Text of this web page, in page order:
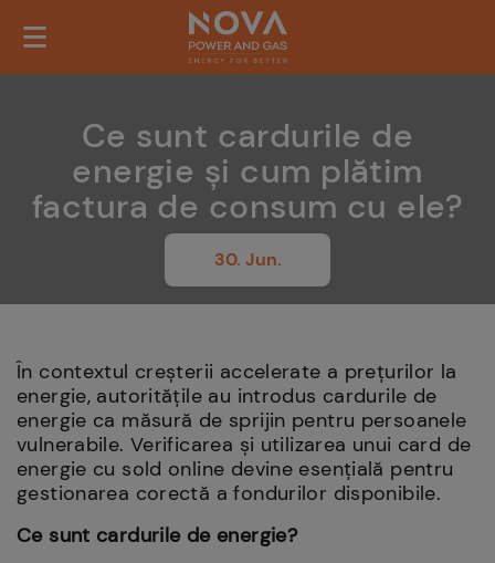
Ce sunt cardurile de
energie și cum plătim
factura de consum cu ele?
30. Jun.
În contextul creșterii accelerate a prețurilor la
energie, autoritățile au introdus cardurile de
energie ca măsură de sprijin pentru persoanele
vulnerabile. Verificarea și utilizarea unui card de
energie cu sold online devine esențială pentru
gestionarea corectă a fondurilor disponibile.
Ce sunt cardurile de energie?